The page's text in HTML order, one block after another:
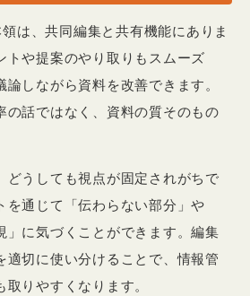
は、共同編集と共有機能にありま
トや提案のやり取りもスムーズ
しながら資料を改善できます。
の話ではなく、資料の質そのもの
どうしても視点が固定されがちで
を通じて「伝わらない部分」や
」に気づくことができます。編集
適切に使い分けることで、情報管
りやすくなります。